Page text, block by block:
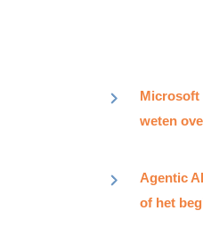
Microsoft
weten
Agentic
of het